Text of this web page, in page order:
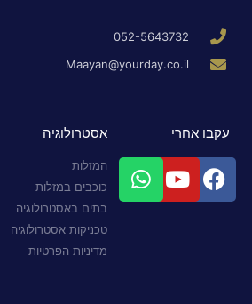
052-5643732
Maayan@yourday.co.il
עקבו אחרי אסטרולוגיה
המזלות
כוכבים במזלות
בתים באסטרולוגיה
טכניקות אסטרולוגיה
מדיניות הפרטיות